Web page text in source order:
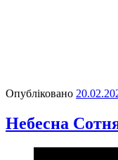
Опубліковано
Небесна